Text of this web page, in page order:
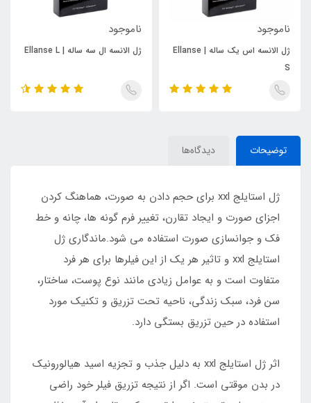
ناموجود
ژل الانسه اس یک ساله | Ellanse
S
ناموجود
ژل الانسه ال سه ساله | Ellanse L
توضیحات دیدگاه‌ها
ژل استایلج xxl برای حجم دادن به صورت، هماهنگ کردن
اجزای صورت و ایجاد تقارن، تغییر فرم گونه ها، چانه و خط
فک و جوانسازی صورت استفاده می شود.ماندگاری ژل
استایلج xxl و تاثیر هر یک از این فیلرها برای هر فرد
متفاوت است و به عوامل زیادی مانند نوع پوست، ساختار،
سن فرد، سبک زندگی، ناحیه تحت تزریق و تکنیک مورد
استفاده در حین تزریق بستگی دارد.
اثر ژل استایلج xxl به دلیل جذب و تجزیه اسید هیالورونیک
در بدن موقتی است. اگر از نتیجه تزریق فیلر خود راضی